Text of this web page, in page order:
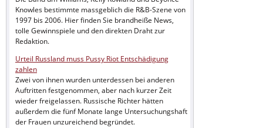
Knowles bestimmte massgeblich die R&B-Szene von
1997 bis 2006. Hier finden Sie brandheiße News,
tolle Gewinnspiele und den direkten Draht zur
Redaktion.
Urteil Russland muss Pussy Riot Entschädigung
zahlen
Zwei von ihnen wurden unterdessen bei anderen
Auftritten festgenommen, aber nach kurzer Zeit
wieder freigelassen. Russische Richter hätten
außerdem die fünf Monate lange Untersuchungshaft
der Frauen unzureichend begründet.